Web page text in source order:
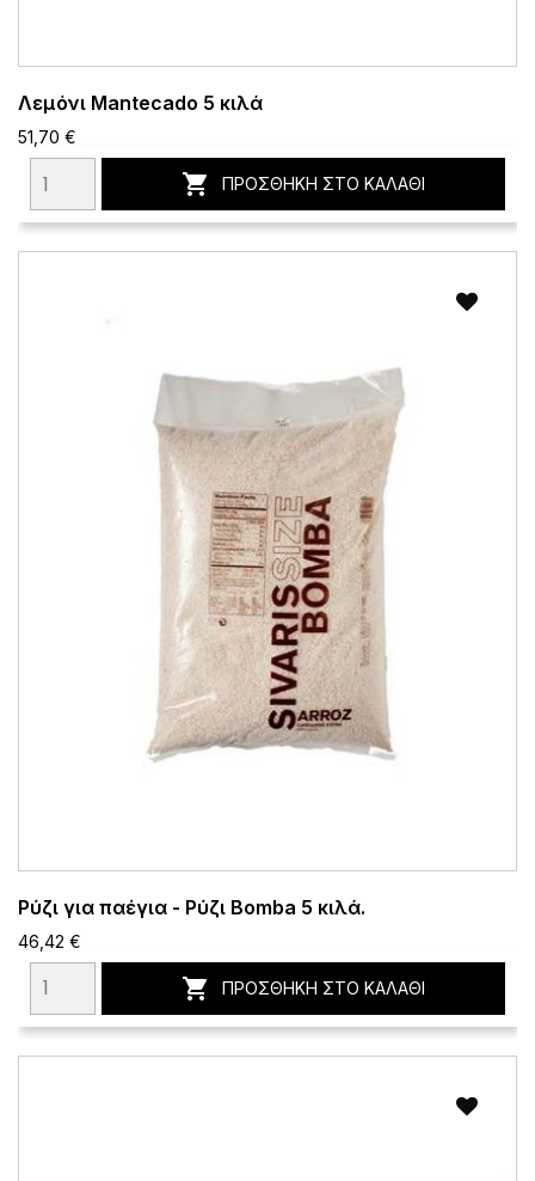
Λεμόνι Mantecado 5 κιλά
51,70 €
 ΠΡΟΣΘΉΚΗ ΣΤΟ ΚΑΛΆΘΙ
Ρύζι για παέγια - Ρύζι Bomba 5 κιλά.
46,42 €
 ΠΡΟΣΘΉΚΗ ΣΤΟ ΚΑΛΆΘΙ